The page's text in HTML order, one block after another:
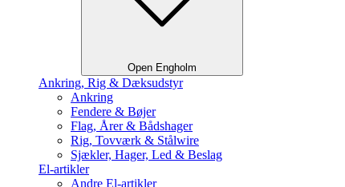
Open Engholm
Ankring, Rig & Dæksudstyr
Ankring
Fendere & Bøjer
Flag, Årer & Bådshager
Rig, Tovværk & Stålwire
Sjækler, Hager, Led & Beslag
El-artikler
Andre El-artikler